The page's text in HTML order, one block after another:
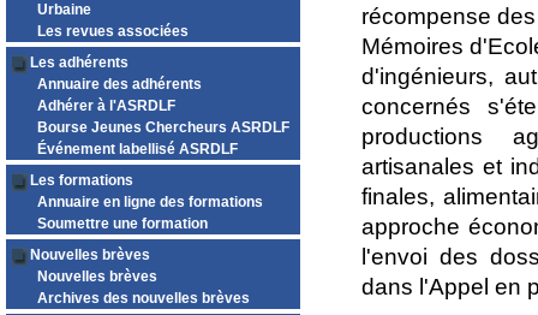
Urbaine
Les revues associées
Les adhérents
Annuaire des adhérents
Adhérer à l'ASRDLF
Bourse Jeunes Chercheurs ASRDLF
Événement labellisé ASRDLF
Les formations
Annuaire en ligne des formations
Soumettre une formation
Nouvelles brèves
Nouvelles brèves
Archives des nouvelles brèves
récompense
Mémoires
d'ingénieurs,
concernés
productions
artisanales et
finales,
approche
l'envoi des
dans l'Appel en